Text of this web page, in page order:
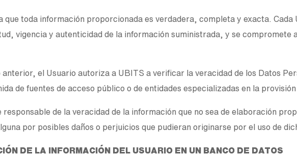
que toda información proporcionada es verdadera, completa y exacta. Cada
vigencia y autenticidad de la información suministrada, y se compromete
anterior, el Usuario autoriza a UBITS a verificar la veracidad de los Datos
de fuentes de acceso público o de entidades especializadas en la
responsable de la veracidad de la información que no sea de elaboración
por posibles daños o perjuicios que pudieran originarse por el uso de
DE LA INFORMACIÓN DEL USUARIO EN UN BANCO DE DATOS